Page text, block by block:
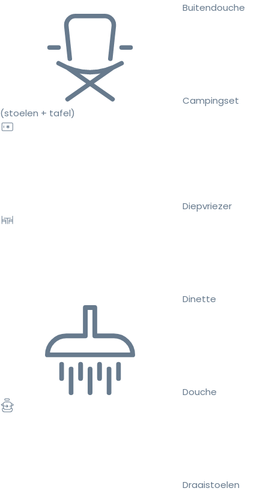
Buitendouche
Campingset
(stoelen + tafel)
Diepvriezer
Dinette
Douche
Draaistoelen